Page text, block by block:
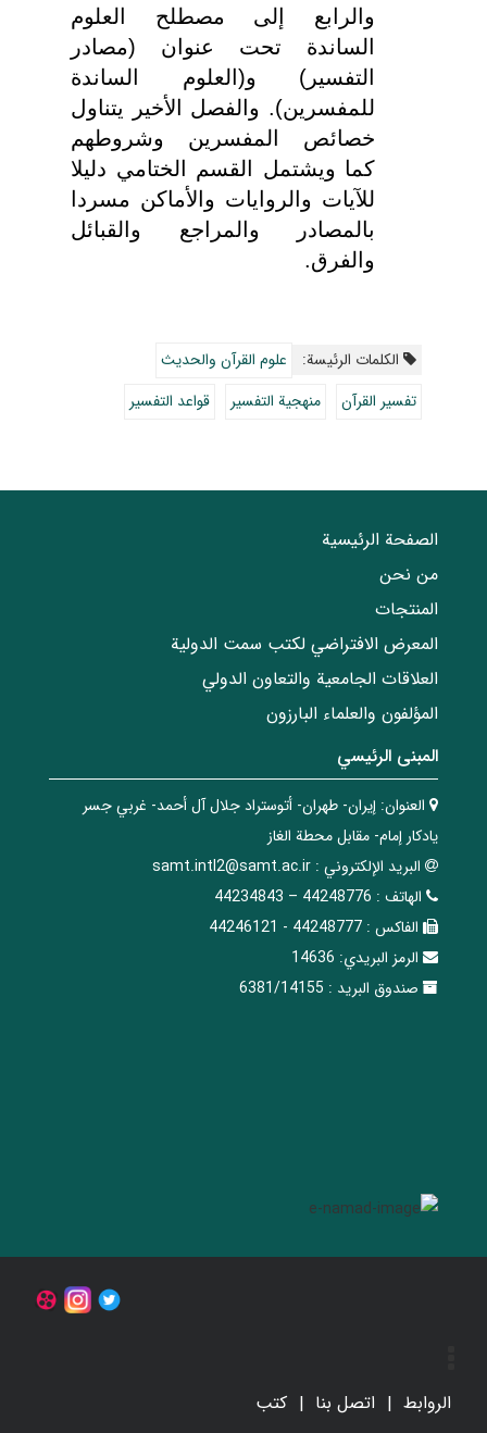
والرابع إلى مصطلح العلوم
الساندة تحت عنوان (مصادر
التفسير) و(العلوم الساندة
للمفسرين). والفصل الأخير يتناول
خصائص المفسرين وشروطهم
كما ويشتمل القسم الختامي دليلا
للآيات والروايات والأماكن مسردا
بالمصادر والمراجع والقبائل
والفرق.
الکلمات الرئيسة:
علوم القرآن والحديث
تفسير القرآن
منهجية التفسير قواعد التفسير
الصفحة الرئيسية
من نحن
المنتجات
المعرض الافتراضي لكتب سمت الدولية
العلاقات الجامعیة والتعاون الدولي
المؤلفون والعلماء البارزون
المبنی الرئيسي
العنوان: إيران- طهران- أتوستراد جلال آل أحمد- غربي جسر
يادكار إمام- مقابل محطة الغاز
البريد الإلکتروني : samt.intl2@samt.ac.ir
الهاتف : 44248776 – 44234843
الفاکس : 44248777 - 44246121
الرمز البريدي: 14636
صندوق البريد : 6381/14155
الروابط اتصل بنا کتب